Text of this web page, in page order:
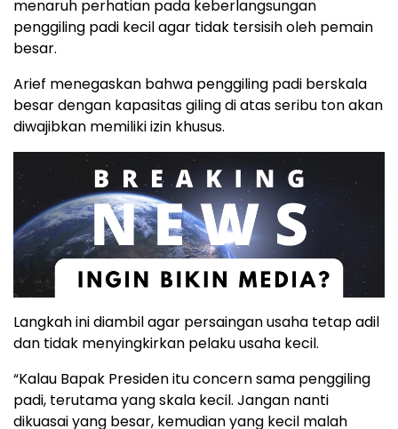
menaruh perhatian pada keberlangsungan
penggiling padi kecil agar tidak tersisih oleh pemain
besar.
Arief menegaskan bahwa penggiling padi berskala
besar dengan kapasitas giling di atas seribu ton akan
diwajibkan memiliki izin khusus.
Langkah ini diambil agar persaingan usaha tetap adil
dan tidak menyingkirkan pelaku usaha kecil.
“Kalau Bapak Presiden itu concern sama penggiling
padi, terutama yang skala kecil. Jangan nanti
dikuasai yang besar, kemudian yang kecil malah